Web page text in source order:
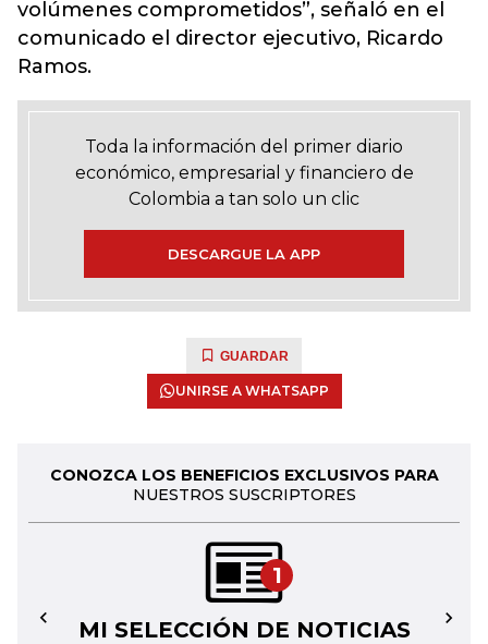
volúmenes comprometidos”, señaló en el
comunicado el director ejecutivo, Ricardo
Ramos.
Toda la información del primer diario
económico, empresarial y financiero de
Colombia a tan solo un clic
DESCARGUE LA APP
GUARDAR
UNIRSE A WHATSAPP
CONOZCA LOS BENEFICIOS EXCLUSIVOS PARA
NUESTROS SUSCRIPTORES
1
MI SELECCIÓN DE NOTICIAS
← →